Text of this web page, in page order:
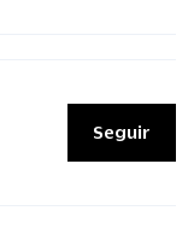
Seguir